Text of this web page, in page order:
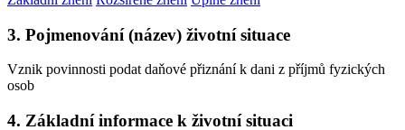
3. Pojmenování (název) životní situace
Vznik povinnosti podat daňové přiznání k dani z příjmů fyzických
osob
4. Základní informace k životní situaci